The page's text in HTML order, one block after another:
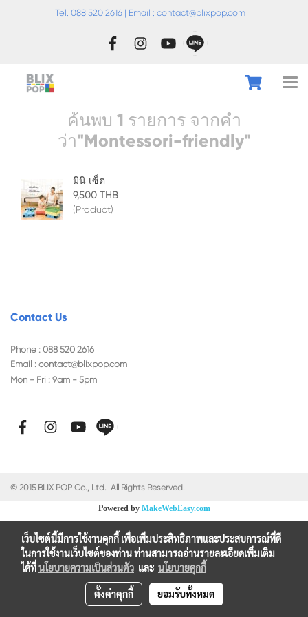
Tel. 088 520 2616 | Email : contact@blixpop.com
ค้นพบ 1 รายการ จากคำ
ว่า"Montessori-friendly"
มินิ เซ็ต
9,500 THB
(Product)
Contact Us
Phone : 088 520 2616
Email : contact@blixpop.com
Mon - Fri : 9am - 5pm
© 2015 BLIX POP Co., Ltd. All Rights Reserved.
Powered by MakeWebEasy.com
เว็บไซต์นี้มีการใช้งานคุกกี้ เพื่อเพิ่มประสิทธิภาพและประสบการณ์ที่ดี
ในการใช้งานเว็บไซต์ของท่าน ท่านสามารถอ่านรายละเอียดเพิ่มเติม
ได้ที่นโยบายความเป็นส่วนตัว และ นโยบายคุกกี้
ตั้งค่าคุกกี้ ยอมรับทั้งหมด